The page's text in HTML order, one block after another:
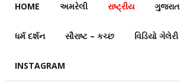
HOME અમરેલી રાષ્ટ્રીય ગુજરાત
ધર્મ દર્શન સૌરાષ્ટ – કચ્છ વિડિયો ગેલેરી
INSTAGRAM